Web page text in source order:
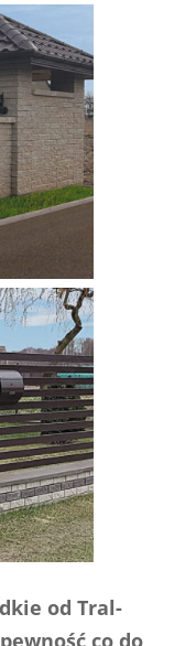
od Tral-